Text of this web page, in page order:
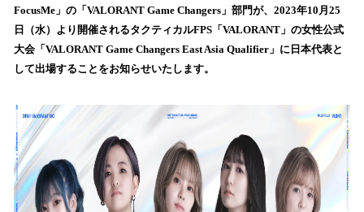
込
み
中
FocusMe」の「VALORANT Game Changers」部門が、2023年10月25
日（水）より開催されるタクティカルFPS「VALORANT」の女性公式
大会「VALORANT Game Changers East Asia Qualifier」に日本代表と
して出場することをお知らせいたします。